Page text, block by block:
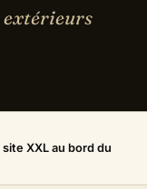
extérieurs
XXL au bord du